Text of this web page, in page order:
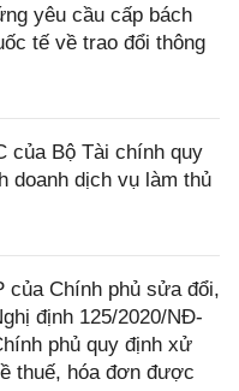
yêu cầu cấp bách
tế về trao đổi thông
của Bộ Tài chính quy
doanh dịch vụ làm thủ
của Chính phủ sửa đổi,
định 125/2020/NĐ-
phủ quy định xử
thuế, hóa đơn được